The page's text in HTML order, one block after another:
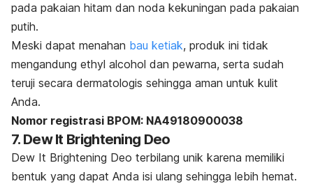
pada pakaian hitam dan noda kekuningan pada pakaian
putih.
Meski dapat menahan bau ketiak, produk ini tidak
mengandung ethyl alcohol dan pewarna, serta sudah
teruji secara dermatologis sehingga aman untuk kulit
Anda.
Nomor registrasi BPOM: NA49180900038
7. Dew It Brightening Deo
Dew It Brightening Deo terbilang unik karena memiliki
bentuk yang dapat Anda isi ulang sehingga lebih hemat.